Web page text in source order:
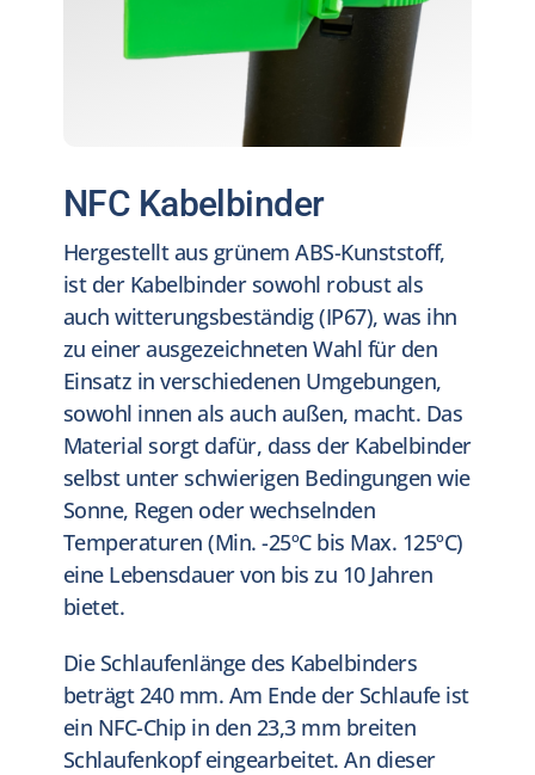
NFC Kabelbinder
Hergestellt aus grünem ABS-Kunststoff,
ist der Kabelbinder sowohl robust als
auch witterungsbeständig (IP67), was ihn
zu einer ausgezeichneten Wahl für den
Einsatz in verschiedenen Umgebungen,
sowohl innen als auch außen, macht. Das
Material sorgt dafür, dass der Kabelbinder
selbst unter schwierigen Bedingungen wie
Sonne, Regen oder wechselnden
Temperaturen (Min. -25ºC bis Max. 125ºC)
eine Lebensdauer von bis zu 10 Jahren
bietet.
Die Schlaufenlänge des Kabelbinders
beträgt 240 mm. Am Ende der Schlaufe ist
ein NFC-Chip in den 23,3 mm breiten
Schlaufenkopf eingearbeitet. An dieser